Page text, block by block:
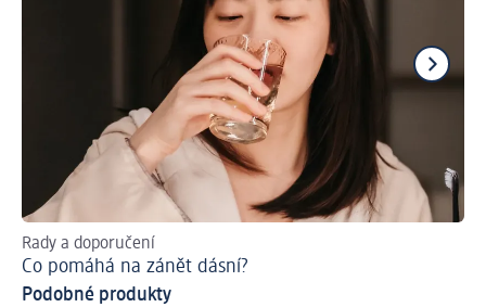
Rady a doporučení
Co pomáhá na zánět dásní?
Podobné produkty